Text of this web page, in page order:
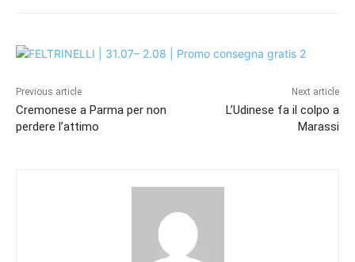
Previous article
Cremonese a Parma per non
perdere l’attimo
Next article
L’Udinese fa il colpo a
Marassi